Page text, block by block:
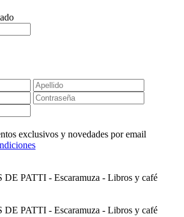
exclusivos y novedades por email